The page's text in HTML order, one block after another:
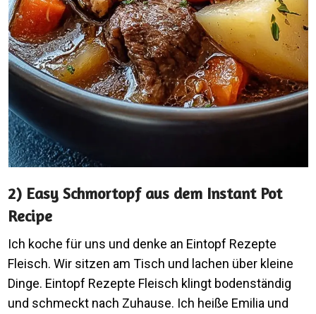
2) Easy Schmortopf aus dem Instant Pot
Recipe
Ich koche für uns und denke an Eintopf Rezepte
Fleisch. Wir sitzen am Tisch und lachen über kleine
Dinge. Eintopf Rezepte Fleisch klingt bodenständig
und schmeckt nach Zuhause. Ich heiße Emilia und